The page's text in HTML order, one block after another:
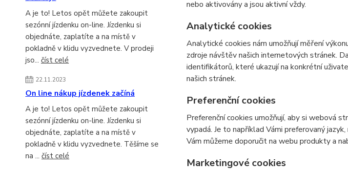
A je to! Letos opět můžete zakoupit
sezónní jízdenku on-line. Jízdenku si
objednáte, zaplatíte a na místě v
pokladně v klidu vyzvednete. V prodeji
jso... číst celé
22.11.2023
On line nákup jízdenek začíná
A je to! Letos opět můžete zakoupit
sezónní jízdenku on-line. Jízdenku si
objednáte, zaplatíte a na místě v
pokladně v klidu vyzvednete. Těšíme se
na ... číst celé
nebo aktivovány a jsou aktivní vždy.
Analytické cookies
Analytické cookies nám umožňují měření
zdroje návštěv našich internetových stránek.
identifikátorů, které ukazují na konkrétní
našich stránek.
Preferenční cookies
Preferenční cookies umožňují, aby si webová
vypadá. Je to například Vámi preferovaný
Vám můžeme doporučit na webu produkty a
Marketingové cookies